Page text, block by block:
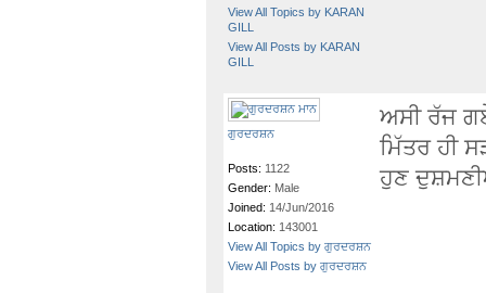
View All Topics by KARAN
GILL
View All Posts by KARAN
GILL
ਗੁਰਦਰਸ਼ਨ
Posts: 1122
Gender: Male
Joined: 14/Jun/2016
Location: 143001
View All Topics by ਗੁਰਦਰਸ਼ਨ
View All Posts by ਗੁਰਦਰਸ਼ਨ
ਅਸੀ ਰੱਜ
ਮਿੱਤਰ ਹੀ
ਹੁਣ